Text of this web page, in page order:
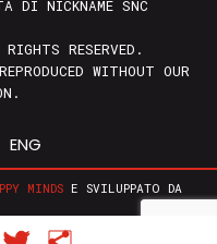
DI NICKNAME SNC
RESERVED.
WITHOUT OUR
ENG
MINDS E SVILUPPATO DA
Telegram
Twitter